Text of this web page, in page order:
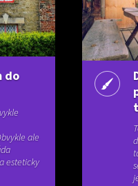
do
ale
esteticky